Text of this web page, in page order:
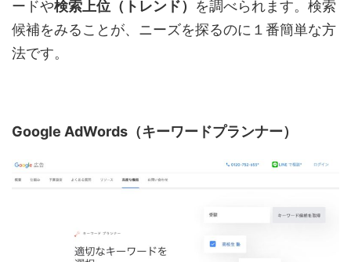
ードや検索上位（トレンド） を調べられます。検索
候補をみることが、ニーズを探るのに１番簡単な方
法です。
Google AdWords（キーワードプランナー）